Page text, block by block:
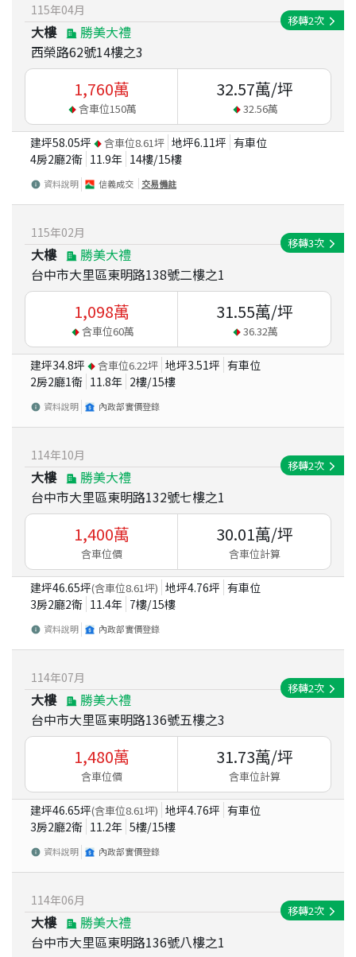
115年04月
大樓
勝美大禮
西榮路62號14樓之3
移轉2次
1,760萬
含車位150萬
32.57萬/坪
32.56萬
建坪58.05坪 含車位8.61坪 地坪6.11坪 有車位
4房2廳2衛 11.9年 14樓/15樓
資料說明 信義成交 交易備註
115年02月
大樓
勝美大禮
台中市大里區東明路138號二樓之1
移轉3次
1,098萬
含車位60萬
31.55萬/坪
36.32萬
建坪34.8坪 含車位6.22坪 地坪3.51坪 有車位
2房2廳1衛 11.8年 2樓/15樓
資料說明 內政部實價登錄
114年10月
大樓
勝美大禮
台中市大里區東明路132號七樓之1
移轉2次
1,400萬
含車位價
30.01萬/坪
含車位計算
建坪46.65坪(含車位8.61坪) 地坪4.76坪 有車位
3房2廳2衛 11.4年 7樓/15樓
資料說明 內政部實價登錄
114年07月
大樓
勝美大禮
台中市大里區東明路136號五樓之3
移轉2次
1,480萬
含車位價
31.73萬/坪
含車位計算
建坪46.65坪(含車位8.61坪) 地坪4.76坪 有車位
3房2廳2衛 11.2年 5樓/15樓
資料說明 內政部實價登錄
114年06月
大樓
勝美大禮
台中市大里區東明路136號八樓之1
移轉2次